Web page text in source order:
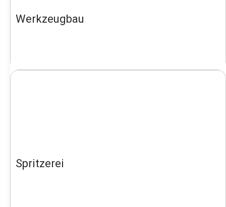
Werkzeugbau
Spritzerei